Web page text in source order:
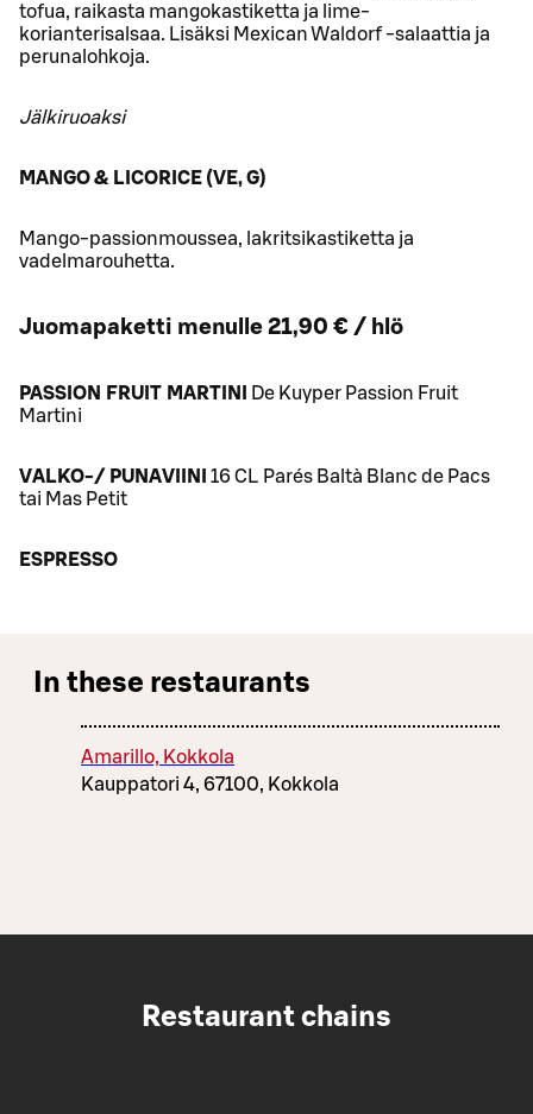
tofua, raikasta mangokastiketta ja lime-
korianterisalsaa. Lisäksi Mexican Waldorf -salaattia ja
perunalohkoja.
Jälkiruoaksi
MANGO & LICORICE (VE, G)
Mango-passionmoussea, lakritsikastiketta ja
vadelmarouhetta.
Juomapaketti menulle 21,90 € / hlö
PASSION FRUIT MARTINI
De Kuyper Passion Fruit
Martini
VALKO-/ PUNAVIINI 16 CL Parés Baltà Blanc de Pacs
tai Mas Petit
ESPRESSO
In these restaurants
Amarillo, Kokkola
Kauppatori 4, 67100, Kokkola
Restaurant chains